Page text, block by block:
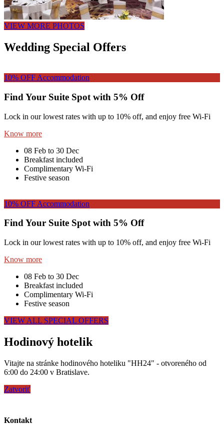
VIEW MORE PHOTOS
Wedding Special Offers
10% OFF Accommodation
Find Your Suite Spot with 5% Off
Lock in our lowest rates with up to 10% off, and enjoy free Wi-Fi
Know more
08 Feb to 30 Dec
Breakfast included
Complimentary Wi-Fi
Festive season
10% OFF Accommodation
Find Your Suite Spot with 5% Off
Lock in our lowest rates with up to 10% off, and enjoy free Wi-Fi
Know more
08 Feb to 30 Dec
Breakfast included
Complimentary Wi-Fi
Festive season
VIEW ALL SPECIAL OFFERS
Hodinový hotelik
Vitajte na stránke hodinového hoteliku "HH24" - otvoreného od
6:00 do 24:00 v Bratislave.
Zatvoriť
Kontakt